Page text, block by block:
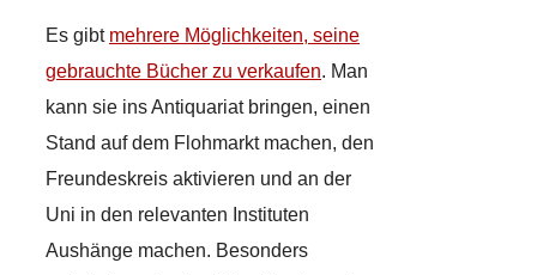
Es gibt mehrere Möglichkeiten, seine
gebrauchte Bücher zu verkaufen. Man
kann sie ins Antiquariat bringen, einen
Stand auf dem Flohmarkt machen, den
Freundeskreis aktivieren und an der
Uni in den relevanten Instituten
Aushänge machen. Besonders